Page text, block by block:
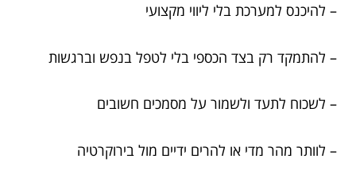
– להיכנס למערכת בלי ליווי מקצועי
– להתמקד רק בצד הכספי בלי לטפל בנפש וברגשות
– לשכוח לתעד ולשמור על מסמכים חשובים
– לוותר מהר מדי או להרים ידיים מול בירוקרטיה